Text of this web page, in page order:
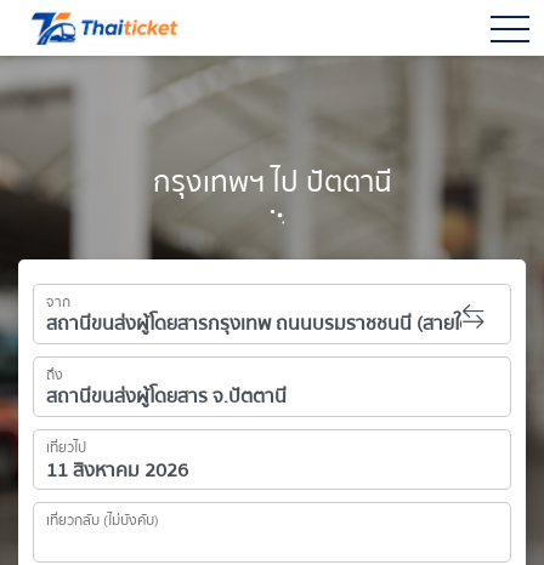
กรุงเทพฯ ไป ปัตตานี
จาก
ถึง
เที่ยวไป
เที่ยวกลับ (ไม่บังคับ)